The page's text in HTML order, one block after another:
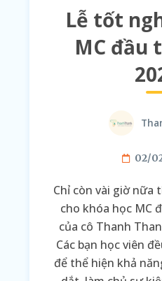
Lễ tốt
MC đầu
02/
Chỉ còn vài giờ nữa
cho khóa học MC
của cô Thanh
Các bạn học viên
để thể hiện khả